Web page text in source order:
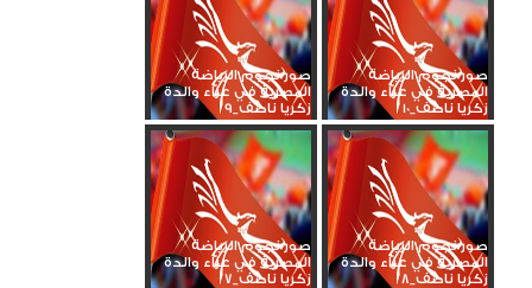
صور نجوم الرياضة
المصرية في عزاء والدة
زكريا ناصف_10
صور نجوم الرياضة
المصرية في عزاء والدة
زكريا ناصف_9
صور نجوم الرياضة
المصرية في عزاء والدة
زكريا ناصف_8
صور نجوم الرياضة
المصرية في عزاء والدة
زكريا ناصف_7